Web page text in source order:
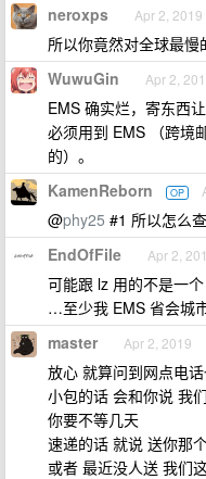
neroxps Apr 2, 2019
所以你竟然对全球最慢
WuwuGin Apr 2,
EMS 确实烂，寄东西
必须用到 EMS （跨境
的）。
KamenReborn OP
@phy25 #1 所以怎么
EndOfFile Apr 2,
可能跟 lz 用的不是一
…至少我 EMS 省会城
master Apr 2, 2019
放心 就算问到网点电
小包的话 会和你说 我
你要不等几天
速递的话 就说 送你那
或者 最近没人送 我们